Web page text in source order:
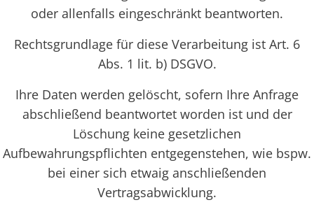
oder allenfalls eingeschränkt beantworten.
Rechtsgrundlage für diese Verarbeitung ist Art. 6
Abs. 1 lit. b) DSGVO.
Ihre Daten werden gelöscht, sofern Ihre Anfrage
abschließend beantwortet worden ist und der
Löschung keine gesetzlichen
Aufbewahrungspflichten entgegenstehen, wie bspw.
bei einer sich etwaig anschließenden
Vertragsabwicklung.